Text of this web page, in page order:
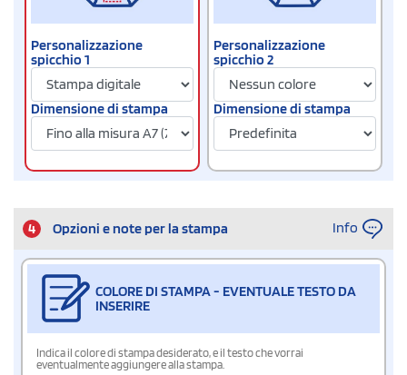
Personalizzazione
spicchio 1
Dimensione di stampa
Personalizzazione
spicchio 2
Dimensione di stampa
4 Opzioni e note per la stampa Info
COLORE DI STAMPA - EVENTUALE TESTO DA
INSERIRE
Indica il colore di stampa desiderato, e il testo che vorrai
eventualmente aggiungere alla stampa.